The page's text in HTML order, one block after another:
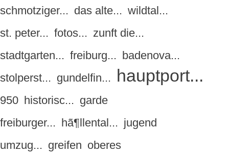
schmotziger... das alte... wildtal...
st. peter... fotos... zunft die...
stadtgarten... freiburg... badenova...
stolperst... gundelfin... hauptport...
950 historisc... garde
freiburger... hã¶llental... jugend
umzug... greifen oberes